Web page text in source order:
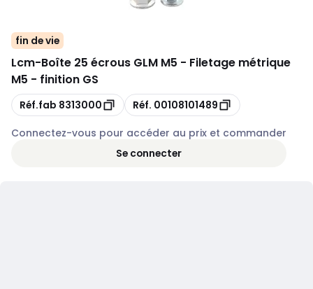
fin de vie
Lcm-Boîte 25 écrous GLM M5 - Filetage métrique
M5 - finition GS
Copie
Réf.fab 8313000 Copie
Réf. 00108101489
Connectez-vous pour accéder au prix et commander
Se connecter